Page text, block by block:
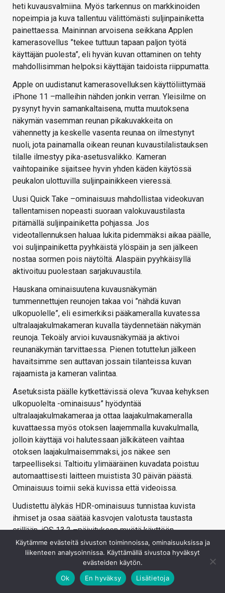
heti kuvausvalmiina. Myös tarkennus on markkinoiden
nopeimpia ja kuva tallentuu välittömästi suljinpainiketta
painettaessa. Maininnan arvoisena seikkana Applen
kamerasovellus ”tekee tuttuun tapaan paljon työtä
käyttäjän puolesta”, eli hyvän kuvan ottaminen on tehty
mahdollisimman helpoksi käyttäjän taidoista riippumatta.
Apple on uudistanut kamerasovelluksen käyttöliittymää
iPhone 11 –malleihin nähden jonkin verran. Yleisilme on
pysynyt hyvin samankaltaisena, mutta muutoksena
näkymän vasemman reunan pikakuvakkeita on
vähennetty ja keskelle vasenta reunaa on ilmestynyt
nuoli, jota painamalla oikean reunan kuvaustilalistauksen
tilalle ilmestyy pika-asetusvalikko. Kameran
vaihtopainike sijaitsee hyvin yhden käden käytössä
peukalon ulottuvilla suljinpainikkeen vieressä.
Uusi Quick Take –ominaisuus mahdollistaa videokuvan
tallentamisen nopeasti suoraan valokuvaustilasta
pitämällä suljinpainiketta pohjassa. Jos
videotallennuksen haluaa lukita pidemmäksi aikaa päälle,
voi suljinpainiketta pyyhkäistä ylöspäin ja sen jälkeen
nostaa sormen pois näytöltä. Alaspäin pyyhkäisyllä
aktivoituu puolestaan sarjakuvaustila.
Hauskana ominaisuutena kuvausnäkymän
tummennettujen reunojen takaa voi ”nähdä kuvan
ulkopuolelle”, eli esimerkiksi pääkameralla kuvatessa
ultralaajakulmakameran kuvalla täydennetään näkymän
reunoja. Tekoäly arvioi kuvausnäkymää ja aktivoi
reunanäkymän tarvittaessa. Pienen totuttelun jälkeen
havaitsimme sen auttavan jossain tilanteissa kuvan
rajaamista ja kameran valintaa.
Asetuksista päälle kytkettävissä oleva ”kuvaa kehyksen
ulkopuolelta -ominaisuus” hyödyntää
ultralaajakulmakameraa ja ottaa laajakulmakameralla
kuvattaessa myös otoksen laajemmalla kuvakulmalla,
jolloin käyttäjä voi halutessaan jälkikäteen vaihtaa
otoksen laajakulmaisemmaksi, jos näkee sen
tarpeelliseksi. Taltioitu ylimääräinen kuvadata poistuu
automaattisesti laitteen muistista 30 päivän päästä.
Ominaisuus toimii sekä kuvissa että videoissa.
Uudistettu älykäs HDR-ominaisuus tunnistaa kuvista
ihmiset ja osaa säätää kasvojen valotusta taustasta
erillään. iOS 13.2 –päivityksen myötä käyttöön
aktivoitunut Deep Fusion –ominaisuus on puolestaan
eräänlainen äärimmäisen edistynyt HDR-tila, jossa
kamera ottaa kuvia eri valotusajoilla ja osa otoksista
taltioidaan jo ennen kuvan varsinaista ottamista.
Käytämme evästeitä sivuston toiminnoissa, ominaisuuksissa ja
liikenteen analysoinnissa. Käyttämällä sivustoa hyväksyt
evästeiden käytön.
Ok
En hyväksy Lisätietoja